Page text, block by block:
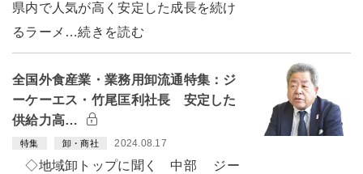
県内で人気が高く安定した成長を続け
るラーメ…続きを読む
全国外食産業・業務用卸流通特集：ジ
ーケーエス・竹尾匡利社長 安定した
供給力高…
特集 卸・商社 2024.08.17
◇地域卸トップに聞く 中部 ジー